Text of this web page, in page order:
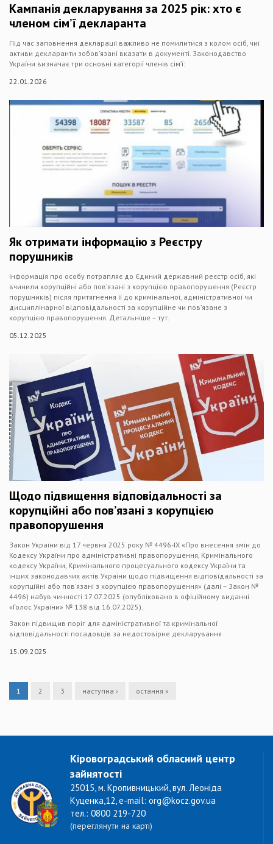
Кампанія декларування за 2025 рік: хто є
членом сім’ї декларанта
Під час заповнення декларації важливо не помилитися з колом осіб, чиї
активи декларанти зобов’язані вказати в документі. Законодавство
України визначає три основні категорії членів сім’ї:
22.01.2026
Як отримати інформацію з Реєстру
порушників
Інформація про особу потрапляє до Єдиний державний реєстр осіб, які
вчинили корупційні або пов’язані з корупцією правопорушення (Реєстр
порушників) після притягнення її до кримінальної, адміністративної чи
дисциплінарної відповідальності за корупційне чи пов’язане з
корупцією правопорушення. Детальніше – тут.
05.12.2025
Щодо підвищення відповідальності за
корупційні або пов’язані з корупцією
правопорушення
Закон України від 17 червня 2025 року № 4496-ІХ «Про внесення змін до
Кодексу України про адміністративні правопорушення, Кримінального
кодексу України, Кримінального процесуального кодексу України та
інших законодавчих актів України щодо підвищення відповідальності за
корупційні або пов’язані з корупцією правопорушення» (далі – Закон №
4496) набув чинності 17.07.2025 (опубліковано в офіційному виданні
«Голос України» № 138 від 16.07.2025).
Закон підвищив поріг для адміністративної та кримінальної
відповідальності посадовців за недостовірне декларування
15.09.2025
1 2 3 наступна › остання »
Кіровоградський обласний центр
зайнятості
25015, м. Кропивницький, вул. Леоніда
Куценка,12, e-mail: org@kocz.gov.ua
тел.: 0800 219-720
(переглянути на карті)